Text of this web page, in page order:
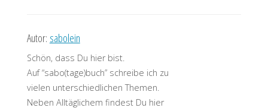
Autor: sabolein
Schön, dass Du hier bist.
Auf “sabo(tage)buch” schreibe ich zu
vielen unterschiedlichen Themen.
Neben Alltäglichem findest Du hier